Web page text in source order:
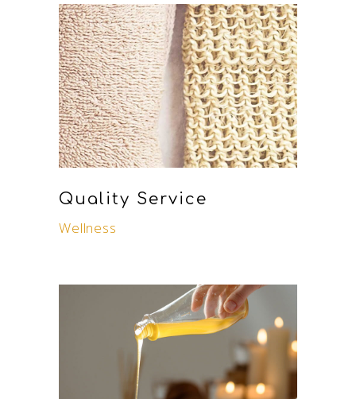
Quality Service
Wellness